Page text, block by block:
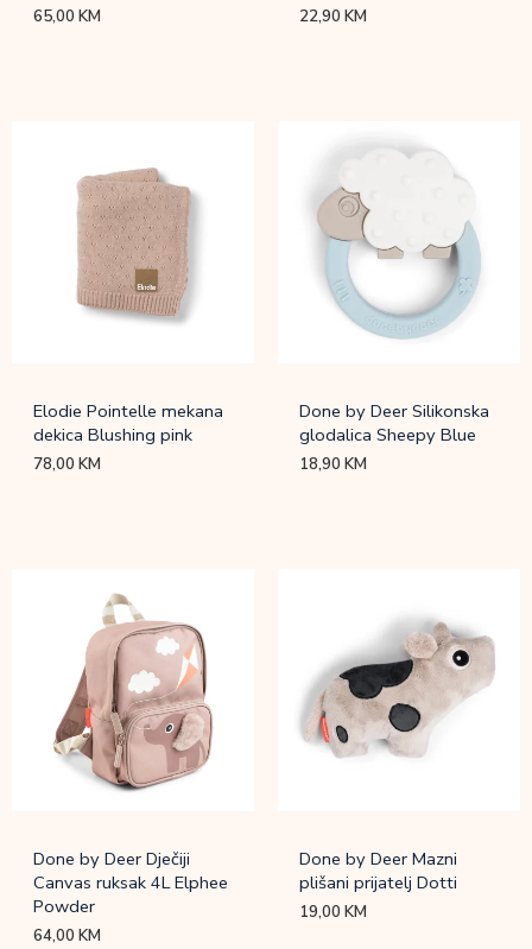
65,00KM 22,90KM
Elodie Pointelle mekana
dekica Blushing pink
78,00KM
Done by Deer Silikonska
glodalica Sheepy Blue
18,90KM
Done by Deer Dječiji
Canvas ruksak 4L Elphee
Powder
64,00KM
Done by Deer Mazni
plišani prijatelj Dotti
19,00KM